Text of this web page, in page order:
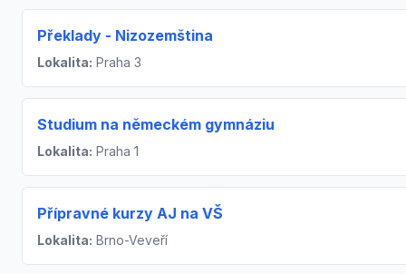
Překlady - Nizozemština
Lokalita: Praha 3
Studium na německém gymnáziu
Lokalita: Praha 1
Přípravné kurzy AJ na VŠ
Lokalita: Brno-Veveří